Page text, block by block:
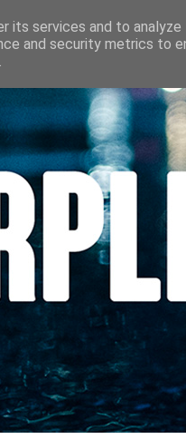
LES LOUVES DU POLAR
its services and to
and security metrics to